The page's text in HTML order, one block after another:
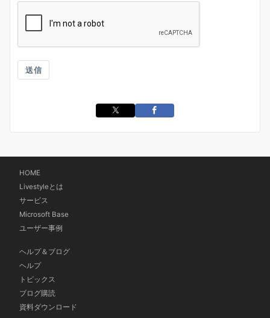
送信
HOME
Livestyleとは
サービス
Microsoft Base
ユーザー事例
ヘルプ＆ブログ
ヘルプ
トピックス
ブログ購読
資料ダウンロード